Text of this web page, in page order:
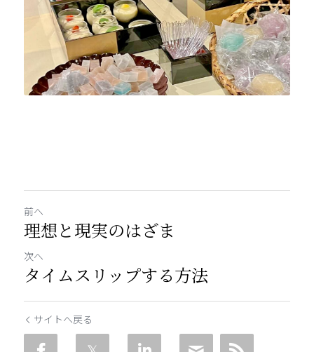
前へ
理想と現実のはざま
次へ
タイムスリップする方法
サイトへ戻る